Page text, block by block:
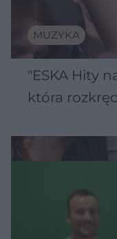
MUZYKA
"ESKA Hity
która